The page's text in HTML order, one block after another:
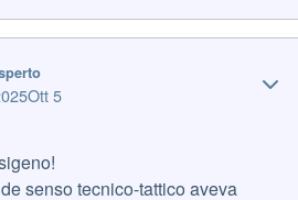
Ott 5
senso tecnico-tattico aveva